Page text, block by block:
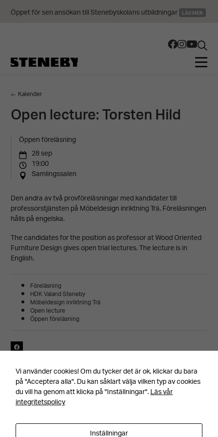
← Kalender
Open lecture: Torsten Hild
Öppen föreläsning
28 sep
19:00
Samlingssalen
Den andra av två provföreläsningar med kandidater till
professorstjänsten på Möbeldesign inriktning Trä. Föreläsningen
hålls på engelska.
The candidates for the position as professor at Wood Oriented
Furniture Design gives open trial lectures. The lecture is in
English.
Föreläsning
HDK Valand Steneby
Möbeldesign inriktning Trä
Open lecture
Öppen föreläsning
Öppet för sen ansökan till Stenebyskolans utbildningar LÄS MER
Vi använder cookies! Om du tycker det är ok, klickar du bara
på "Acceptera alla". Du kan såklart välja vilken typ av cookies
du vill ha genom att klicka på "Inställningar".Läs vår
integritetspolicy
Inställningar